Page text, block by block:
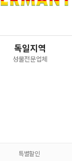
독일지역
성물전문업체
특별할인